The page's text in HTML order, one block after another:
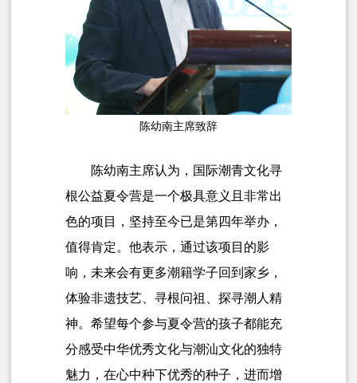
陈幼南主席致辞
陈幼南主席认为，国际潮青文化寻
根公益夏令营是一个极具意义且非常出
色的项目，坚持至今已是第四年举办，
值得肯定。他表示，通过该项目的影
响，未来会有更多潮籍学子回到家乡，
体验非遗技艺、寻根问祖、探寻潮人精
神。希望每个参与夏令营的孩子都能充
分感受中华优秀文化与潮汕文化的独特
魅力，在心中种下优秀的种子，进而增